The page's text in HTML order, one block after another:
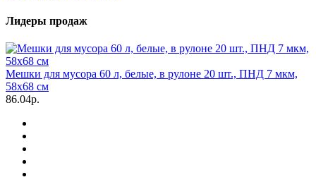
Лидеры продаж
Мешки для мусора 60 л, белые, в рулоне 20 шт., ПНД 7 мкм,
58х68 см
86.04р.